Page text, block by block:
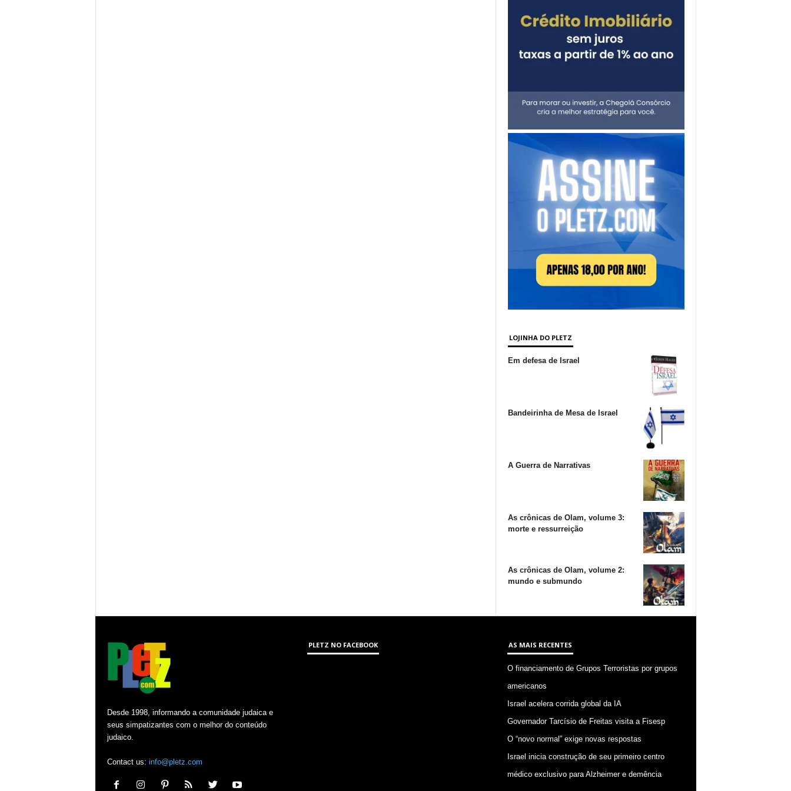
LOJINHA DO PLETZ
Em defesa de Israel
Bandeirinha de Mesa de Israel
A Guerra de Narrativas
As crônicas de Olam, volume 3:
morte e ressurreição
As crônicas de Olam, volume 2:
mundo e submundo
Desde 1998, informando a comunidade judaica e
seus simpatizantes com o melhor do conteúdo
judaico.
Contact us: info@pletz.com
PLETZ NO FACEBOOK AS MAIS RECENTES
O financiamento de Grupos Terroristas por grupos
americanos
Israel acelera corrida global da IA
Governador Tarcísio de Freitas visita a Fisesp
O “novo normal” exige novas respostas
Israel inicia construção de seu primeiro centro
médico exclusivo para Alzheimer e demência